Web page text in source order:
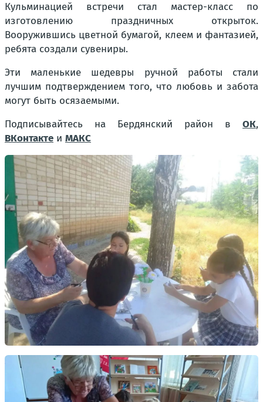
Кульминацией встречи стал мастер-класс по
изготовлению праздничных открыток.
Вооружившись цветной бумагой, клеем и фантазией,
ребята создали сувениры.
Эти маленькие шедевры ручной работы стали
лучшим подтверждением того, что любовь и забота
могут быть осязаемыми.
Подписывайтесь на Бердянский район в ОК,
ВКонтакте и МАКС